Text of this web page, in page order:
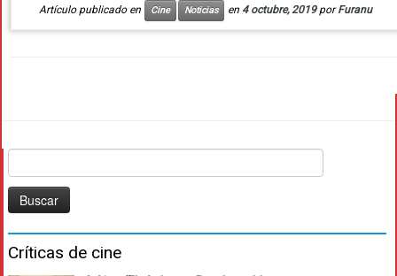
Artículo publicado en Cine Noticias en 4 octubre, 2019 porFuranu
Críticas de cine